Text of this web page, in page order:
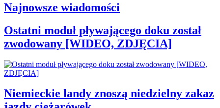
Najnowsze wiadomości
Ostatni moduł pływającego doku został
zwodowany [WIDEO, ZDJĘCIA]
Niemieckie landy znoszą niedzielny zakaz